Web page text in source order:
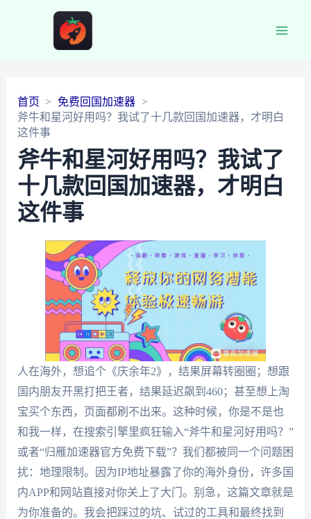
首页
免费回国加速器
斧牛和星河好用吗？我试了十几款回国加速器，才明白
这件事
斧牛和星河好用吗？我试了
十几款回国加速器，才明白
这件事
人在海外，想追个《庆余年2》，结果屏幕转圈圈；想跟
国内朋友开黑打把王者，结果延迟飙到460；甚至想上淘
宝买个东西，页面都刷不出来。这种时候，你是不是也
和我一样，在搜索引擎里疯狂输入“斧牛和星河好用吗？”
或者“归雁加速器官方免费下载”？我们都被同一个问题困
扰：地理限制。因为IP地址暴露了你的海外身份，许多国
内APP和网站直接对你关上了大门。别急，这篇文章就是
为你准备的。我会把踩过的坑、试过的工具和最终找到